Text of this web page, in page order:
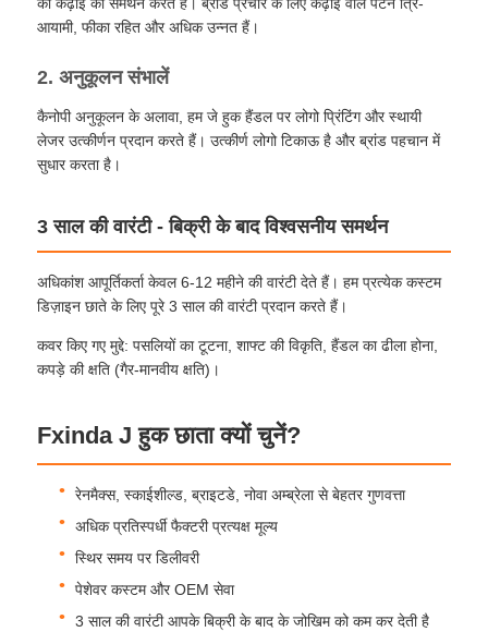
कॉम्पैक्ट छतरियां
स्वचालित रूप से खुली छाता
लकड़ी के हैंडल छाता
यूवी प्रतिरोधी छत्र
बच्चों की छतरियाँ
आयामी, फीका रहित और अधिक उन्नत हैं।
2. अनुकूलन संभालें
कैनोपी अनुकूलन के अलावा, हम जे हुक हैंडल पर लोगो प्रिंटिंग और स्थायी
लेजर उत्कीर्णन प्रदान करते हैं। उत्कीर्ण लोगो टिकाऊ है और ब्रांड पहचान में
सुधार करता है।
3 साल की वारंटी - बिक्री के बाद विश्वसनीय समर्थन
अधिकांश आपूर्तिकर्ता केवल 6-12 महीने की वारंटी देते हैं। हम प्रत्येक कस्टम
डिज़ाइन छाते के लिए पूरे 3 साल की वारंटी प्रदान करते हैं।
कवर किए गए मुद्दे: पसलियों का टूटना, शाफ्ट की विकृति, हैंडल का ढीला होना,
कपड़े की क्षति (गैर-मानवीय क्षति)।
Fxinda J हुक छाता क्यों चुनें?
रेनमैक्स, स्काईशील्ड, ब्राइटडे, नोवा अम्ब्रेला से बेहतर गुणवत्ता
अधिक प्रतिस्पर्धी फैक्टरी प्रत्यक्ष मूल्य
स्थिर समय पर डिलीवरी
पेशेवर कस्टम और OEM सेवा
3 साल की वारंटी आपके बिक्री के बाद के जोखिम को कम कर देती है